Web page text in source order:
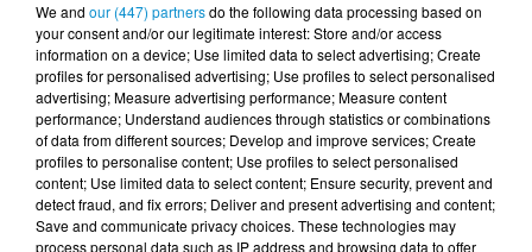
Préparez-vous pour un décollage puis une chute libre de
plus de 50 mètres, il faudra avoir le cœur bien accroché.
Un programme d’animations exceptionnel tout au long
de la saison :
Partez à la chasse aux œufs dans tout le parc du 20 au
28 avril
Découvrez le spectacle hallucinant et hypnotisant de Phil
We and our (447) partnersdo the following data processing based on
your consent and/or our legitimate interest: Store and/or access
information on a device; Use limited data to select advertising; Create
profiles for personalised advertising; Use profiles to select personalised
advertising; Measure advertising performance; Measure content
performance; Understand audiences through statistics or combinations
of data from different sources; Develop and improve services; Create
profiles to personalise content; Use profiles to select personalised
content; Use limited data to select content; Ensure security, prevent and
detect fraud, and fix errors; Deliver and present advertising and content;
Save and communicate privacy choices. These technologies may
process personal data such as IP address and browsing data to offer